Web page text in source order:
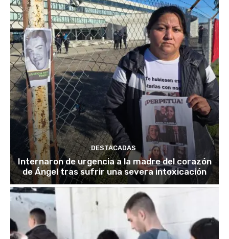
DESTACADAS
Internaron de urgencia a la madre del corazón
de Ángel tras sufrir una severa intoxicación